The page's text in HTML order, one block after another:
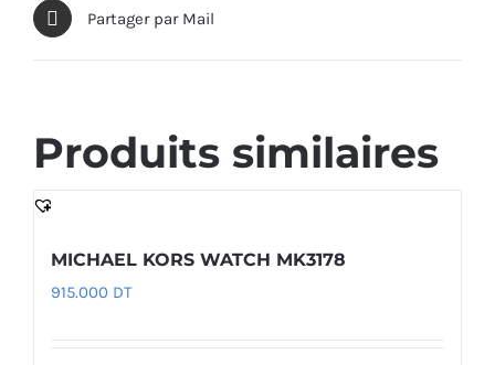
Partager par Mail
Produits similaires
MICHAEL KORS WATCH MK3178
915.000 DT